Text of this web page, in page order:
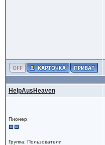
HelpAusHeaven
Пионер
Группа: Пользователи